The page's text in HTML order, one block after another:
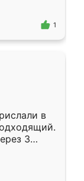
1
в
3